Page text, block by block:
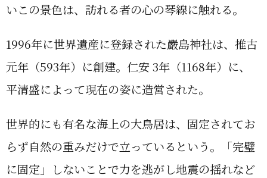
いこの景色は、訪れる者の心の琴線に触れる。
1996年に世界遺産に登録された嚴島神社は、推古
元年（593年）に創建。仁安 3年（1168年）に、
平清盛によって現在の姿に造営された。
世界的にも有名な海上の大鳥居は、固定されてお
らず自然の重みだけで立っているという。「完璧
に固定」しないことで力を逃がし地震の揺れなど